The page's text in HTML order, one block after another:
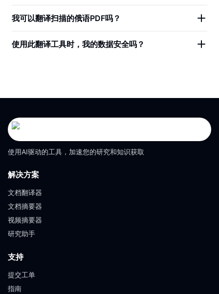
我可以翻译扫描的俄语PDF吗？
使用此翻译工具时，我的数据安全吗？
使用AI驱动的工具，加速您的研究和知识获取
解决方案
文档翻译器
文档摘要器
视频摘要器
研究助手
支持
提交工单
指南